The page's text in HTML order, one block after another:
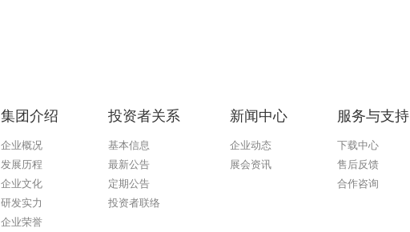
集团介绍
企业概况
发展历程
企业文化
研发实力
企业荣誉
投资者关系
基本信息
最新公告
定期公告
投资者联络
新闻中心
企业动态
展会资讯
服务与支持
下载中心
售后反馈
合作咨询